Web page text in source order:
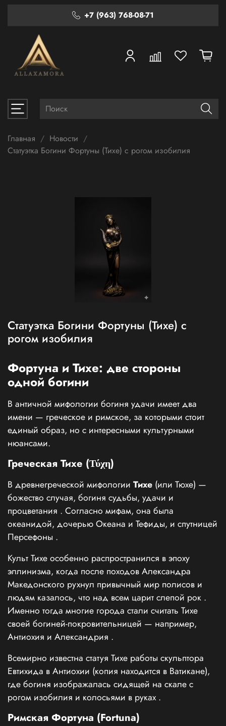
+7 (963) 768-08-71
Главная
Новости
Статуэтка Богини Фортуны (Тихе) с рогом изобилия
Статуэтка Богини Фортуны (Тихе) с
рогом изобилия
Фортуна и Тихе: две стороны
одной богини
В античной мифологии богиня удачи имеет два
имени — греческое и римское, за которыми стоит
единый образ, но с интересными культурными
нюансами.
Греческая Тихе (Τύχη)
В древнегреческой мифологии Тихе (или Тюхе) —
божество случая, богиня судьбы, удачи и
процветания . Согласно мифам, она была
океанидой, дочерью Океана и Тефиды, и спутницей
Персефоны .
Культ Тихе особенно распространился в эпоху
эллинизма, когда после походов Александра
Македонского рухнул привычный мир полисов и
людям казалось, что над всем царит слепой рок .
Именно тогда многие города стали считать Тихе
своей богиней-покровительницей — например,
Антиохия и Александрия .
Всемирно известна статуя Тихе работы скульптора
Евтихида в Антиохии (копия находится в Ватикане),
где богиня изображалась сидящей на скале с
рогом изобилия и колосьями в руках.
Римская Фортуна (Fortuna)